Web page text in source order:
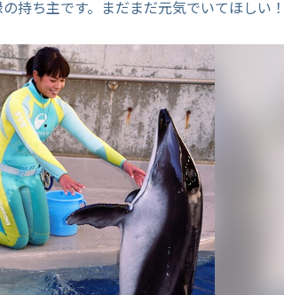
持ち主です。まだまだ元気でいてほしい！